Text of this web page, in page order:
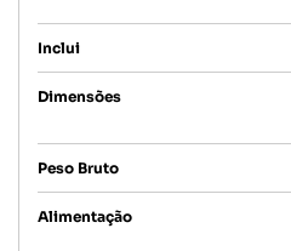
Inclui
Dimensões
Peso Bruto
Alimentação